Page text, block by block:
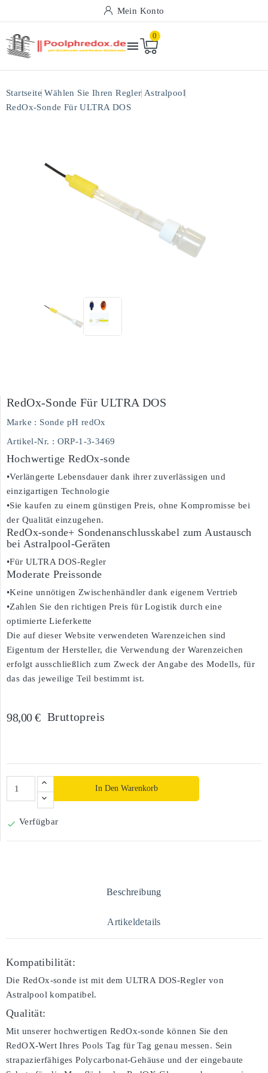
Mein Konto

0
Startseite Wählen Sie Ihren Regler Astralpool
RedOx-Sonde Für ULTRA DOS
RedOx-Sonde Für ULTRA DOS
Marke : Sonde pH redOx
Artikel-Nr. : ORP-1-3-3469
Hochwertige RedOx-sonde
•Verlängerte Lebensdauer dank ihrer zuverlässigen und
einzigartigen Technologie
•Sie kaufen zu einem günstigen Preis, ohne Kompromisse bei
der Qualität einzugehen.
RedOx-sonde+ Sondenanschlusskabel zum Austausch
bei Astralpool-Geräten
•Für ULTRA DOS-Regler
Moderate Preissonde
•Keine unnötigen Zwischenhändler dank eigenem Vertrieb
•Zahlen Sie den richtigen Preis für Logistik durch eine
optimierte Lieferkette
Die auf dieser Website verwendeten Warenzeichen sind
Eigentum der Hersteller, die Verwendung der Warenzeichen
erfolgt ausschließlich zum Zweck der Angabe des Modells, für
das das jeweilige Teil bestimmt ist.
98,00 € Bruttopreis
In Den Warenkorb
 Verfügbar
Beschreibung
Artikeldetails
Kompatibilität:
Die RedOx-sonde ist mit dem ULTRA DOS-Regler von
Astralpool kompatibel.
Qualität:
Mit unserer hochwertigen RedOx-sonde können Sie den
RedOX-Wert Ihres Pools Tag für Tag genau messen. Sein
strapazierfähiges Polycarbonat-Gehäuse und der eingebaute